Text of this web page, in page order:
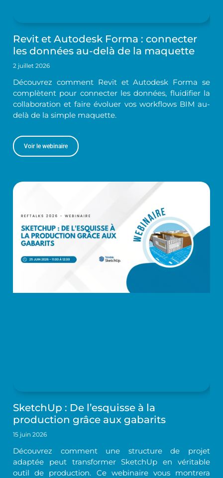
Revit et Autodesk Forma : connecter
les données au-delà de la maquette
2 juillet 2026
Découvrez comment Revit et Autodesk Forma se
complètent pour connecter les données, fluidifier la
collaboration et faire évoluer vos workflows BIM au-
delà de la simple maquette.
Voir le webinaire
SketchUp : De l’esquisse à la
production grâce aux gabarits
15 juin 2026
Découvrez comment une structure de projet
adaptée peut transformer SketchUp en véritable
outil de production. Ce webinaire vous montrera